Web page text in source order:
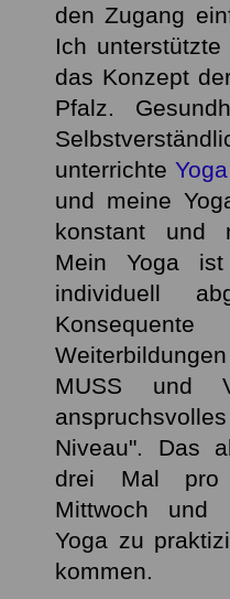
den Zugang
Ich
das Konzept
Pfalz.
unterrichte
und meine
konstant und
Mein Yoga
individuell
MUSS und
Niveau". Das
drei Mal pro
Mittwoch und
Yoga zu
kommen.